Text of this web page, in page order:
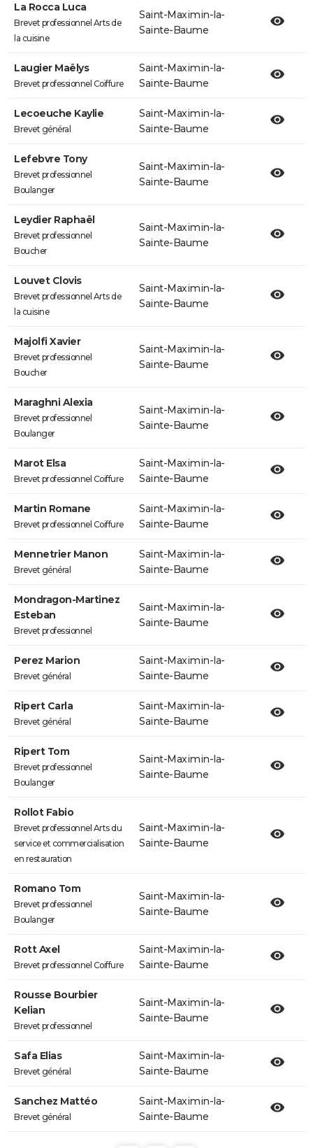
La Rocca Luca
Brevet professionnel Arts de
la cuisine
Saint-Maximin-la-
Sainte-Baume
Laugier Maëlys
Brevet professionnel Coiffure
Saint-Maximin-la-
Sainte-Baume
Lecoeuche Kaylie
Brevet général
Saint-Maximin-la-
Sainte-Baume
Lefebvre Tony
Brevet professionnel
Boulanger
Saint-Maximin-la-
Sainte-Baume
Leydier Raphaël
Brevet professionnel
Boucher
Saint-Maximin-la-
Sainte-Baume
Louvet Clovis
Brevet professionnel Arts de
la cuisine
Saint-Maximin-la-
Sainte-Baume
Majolfi Xavier
Brevet professionnel
Boucher
Saint-Maximin-la-
Sainte-Baume
Maraghni Alexia
Brevet professionnel
Boulanger
Saint-Maximin-la-
Sainte-Baume
Marot Elsa
Brevet professionnel Coiffure
Saint-Maximin-la-
Sainte-Baume
Martin Romane
Brevet professionnel Coiffure
Saint-Maximin-la-
Sainte-Baume
Mennetrier Manon
Brevet général
Saint-Maximin-la-
Sainte-Baume
Mondragon-Martinez
Esteban
Brevet professionnel
Saint-Maximin-la-
Sainte-Baume
Perez Marion
Brevet général
Saint-Maximin-la-
Sainte-Baume
Ripert Carla
Brevet général
Saint-Maximin-la-
Sainte-Baume
Ripert Tom
Brevet professionnel
Boulanger
Saint-Maximin-la-
Sainte-Baume
Rollot Fabio
Brevet professionnel Arts du
service et commercialisation
en restauration
Saint-Maximin-la-
Sainte-Baume
Romano Tom
Brevet professionnel
Boulanger
Saint-Maximin-la-
Sainte-Baume
Rott Axel
Brevet professionnel Coiffure
Saint-Maximin-la-
Sainte-Baume
Rousse Bourbier
Kelian
Brevet professionnel
Saint-Maximin-la-
Sainte-Baume
Safa Elias
Brevet général
Saint-Maximin-la-
Sainte-Baume
Sanchez Mattéo
Brevet général
Saint-Maximin-la-
Sainte-Baume